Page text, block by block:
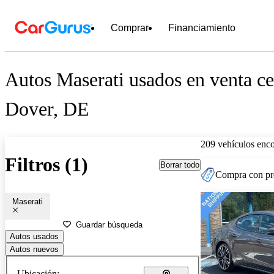
Comprar Financiamiento
Autos Maserati usados en venta
Dover, DE
Filtros (1) Borrar todo
Maserati
Guardar búsqueda
Autos usados
Autos nuevos
209 vehículos
Compra con